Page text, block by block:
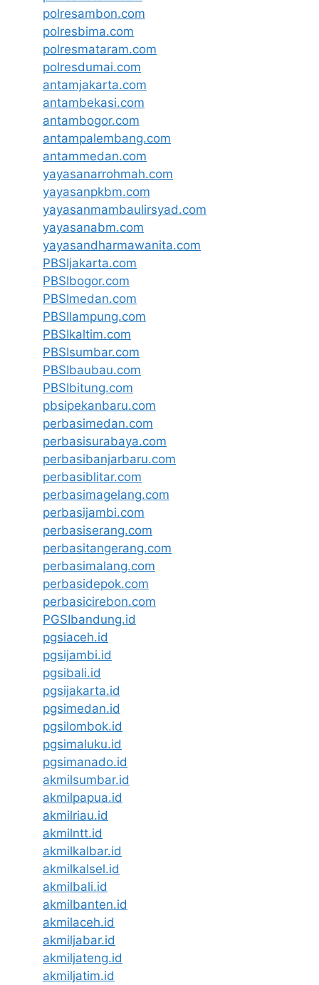
polresambon.com
polresbima.com
polresmataram.com
polresdumai.com
antamjakarta.com
antambekasi.com
antambogor.com
antampalembang.com
antammedan.com
yayasanarrohmah.com
yayasanpkbm.com
yayasanmambaulirsyad.com
yayasanabm.com
yayasandharmawanita.com
PBSIjakarta.com
PBSIbogor.com
PBSImedan.com
PBSIlampung.com
PBSIkaltim.com
PBSIsumbar.com
PBSIbaubau.com
PBSIbitung.com
pbsipekanbaru.com
perbasimedan.com
perbasisurabaya.com
perbasibanjarbaru.com
perbasiblitar.com
perbasimagelang.com
perbasijambi.com
perbasiserang.com
perbasitangerang.com
perbasimalang.com
perbasidepok.com
perbasicirebon.com
PGSIbandung.id
pgsiaceh.id
pgsijambi.id
pgsibali.id
pgsijakarta.id
pgsimedan.id
pgsilombok.id
pgsimaluku.id
pgsimanado.id
akmilsumbar.id
akmilpapua.id
akmilriau.id
akmilntt.id
akmilkalbar.id
akmilkalsel.id
akmilbali.id
akmilbanten.id
akmilaceh.id
akmiljabar.id
akmiljateng.id
akmiljatim.id